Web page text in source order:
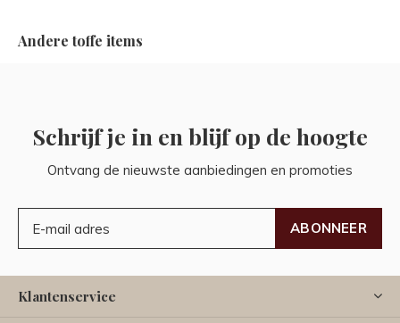
Andere toffe items
Schrijf je in en blijf op de hoogte
Ontvang de nieuwste aanbiedingen en promoties
ABONNEER
Klantenservice